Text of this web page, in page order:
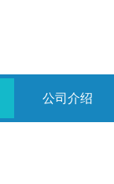
公司介绍